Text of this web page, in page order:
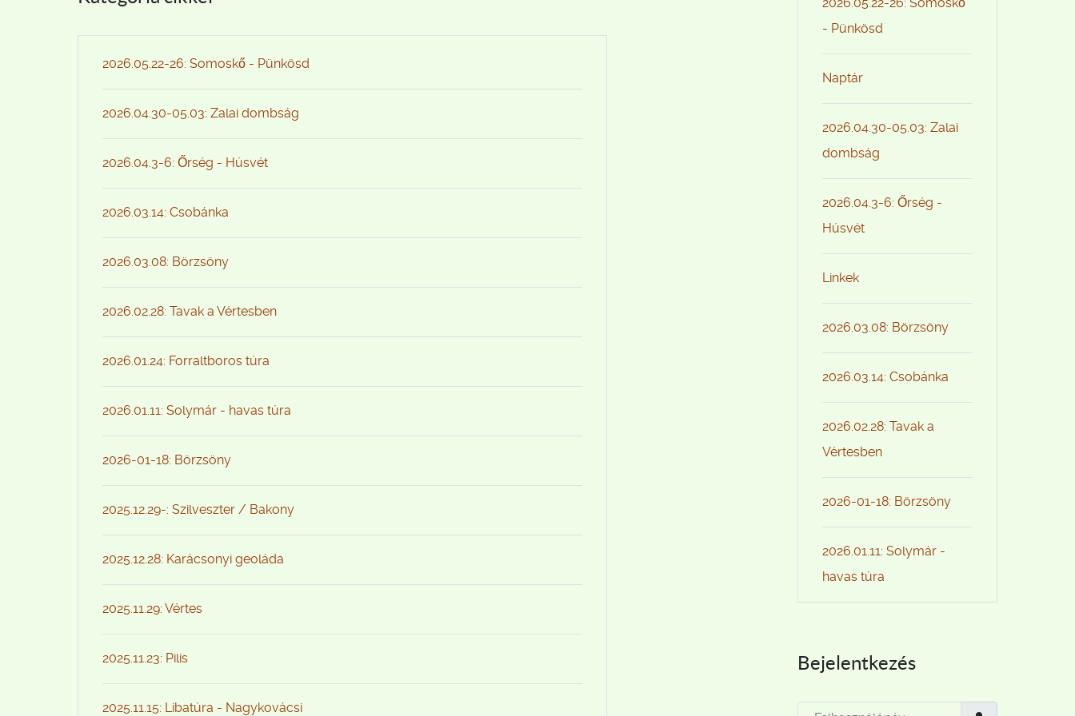
2026.05.22-26: Somoskő - Pünkösd
2026.04.30-05.03: Zalai dombság
2026.04.3-6: Őrség - Húsvét
2026.03.14: Csobánka
2026.03.08: Börzsöny
2026.02.28: Tavak a Vértesben
2026.01.24: Forraltboros túra
2026.01.11: Solymár - havas túra
2026-01-18: Börzsöny
2025.12.29-: Szilveszter / Bakony
2025.12.28: Karácsonyi geoláda
2025.11.29: Vértes
2025.11.23: Pilis
2025.11.15: Libatúra - Nagykovácsi
- Pünkösd
Naptár
2026.04.30-05.03: Zalai
dombság
2026.04.3-6: Őrség -
Húsvét
Linkek
2026.03.08: Börzsöny
2026.03.14: Csobánka
2026.02.28: Tavak a
Vértesben
2026-01-18: Börzsöny
2026.01.11: Solymár -
havas túra
Bejelentkezés